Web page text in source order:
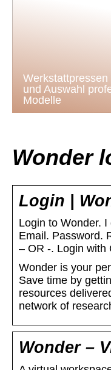
Werkstattpressen
und Auswahl
Modelle
Wonder
Login |
Login to Wonder. I
Email. Password.
– OR -. Login with
Wonder is your
Save time by
resources
network of
Wonder –